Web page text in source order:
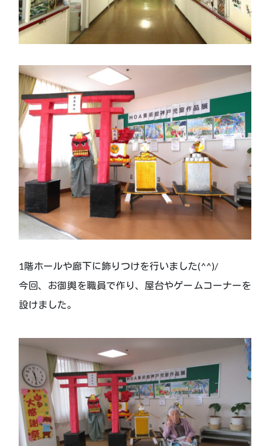
1階ホールや廊下に飾りつけを行いました(^^)/
今回、お御輿を職員で作り、屋台やゲームコーナーを
設けました。